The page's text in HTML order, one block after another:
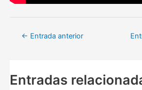
Navegación
← Entrada anterior
Entradas